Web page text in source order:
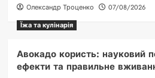
Олександр Троценко
07/08/2026
Їжа та кулінарія
Авокадо користь: науковий
ефекти та правильне